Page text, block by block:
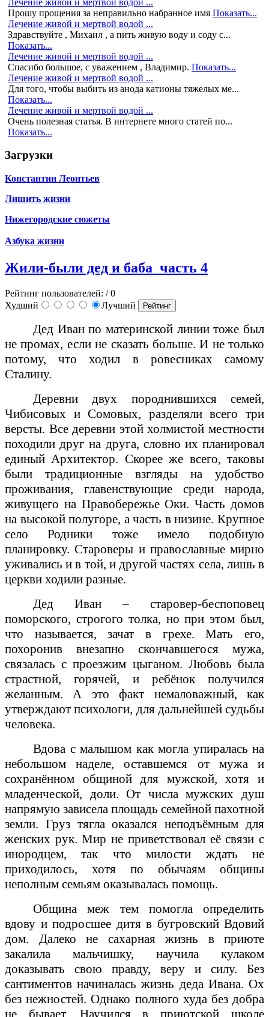
Прошу прощения за неправильно набранное имя Показать...
Лечение живой и мертвой водой ...
Здравствуйте , Михаил , а пить живую воду и соду с...
Показать...
Лечение живой и мертвой водой ...
Спасибо большое, с уважением , Владимир. Показать...
Лечение живой и мертвой водой ...
Для того, чтобы выбить из анода катионы тяжелых ме...
Показать...
Лечение живой и мертвой водой ...
Очень полезная статья. В интернете много статей по...
Показать...
Загрузки
Константин Леонтьев
Лишить жизни
Нижегородские сюжеты
Азбука жизни
Жили-были дед и баба_часть 4
Рейтинг пользователей: / 0
Худший
Лучший
Дед Иван по материнской линии тоже был
не промах, если не сказать больше. И не только
потому, что ходил в ровесниках самому
Сталину.
Деревни двух породнившихся семей,
Чибисовых и Сомовых, разделяли всего три
версты. Все деревни этой холмистой местности
походили друг на друга, словно их планировал
единый Архитектор. Скорее же всего, таковы
были традиционные взгляды на удобство
проживания, главенствующие среди народа,
живущего на Правобережье Оки. Часть домов
на высокой полугоре, а часть в низине. Крупное
село Родники тоже имело подобную
планировку. Староверы и православные мирно
уживались и в той, и другой частях села, лишь в
церкви ходили разные.
Дед Иван – старовер-беспоповец
поморского, строгого толка, но при этом был,
что называется, зачат в грехе. Мать его,
похоронив внезапно скончавшегося мужа,
связалась с проезжим цыганом. Любовь была
страстной, горячей, и ребёнок получился
желанным. А это факт немаловажный, как
утверждают психологи, для дальнейшей судьбы
человека.
Вдова с малышом как могла упиралась на
небольшом наделе, оставшемся от мужа и
сохранённом общиной для мужской, хотя и
младенческой, доли. От числа мужских душ
напрямую зависела площадь семейной пахотной
земли. Груз тягла оказался неподъёмным для
женских рук. Мир не приветствовал её связи с
инородцем, так что милости ждать не
приходилось, хотя по обычаям общины
неполным семьям оказывалась помощь.
Община меж тем помогла определить
вдову и подросшее дитя в бугровский Вдовий
дом. Далеко не сахарная жизнь в приюте
закалила мальчишку, научила кулаком
доказывать свою правду, веру и силу. Без
сантиментов начиналась жизнь деда Ивана. Ох
без нежностей. Однако полного худа без добра
не бывает. Научился в приютской школе